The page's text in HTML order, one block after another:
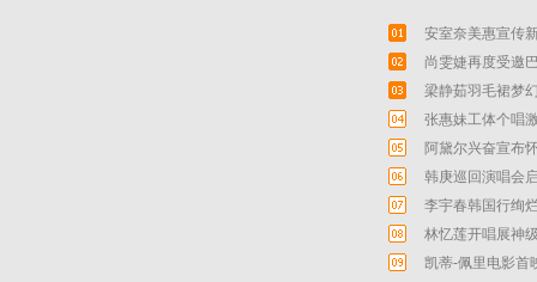
安室奈美惠宣传
尚雯婕再度受邀
梁静茹羽毛裙梦
张惠妹工体个唱
阿黛尔兴奋宣布
韩庚巡回演唱会
李宇春韩国行绚
林忆莲开唱展神
凯蒂-佩里电影首